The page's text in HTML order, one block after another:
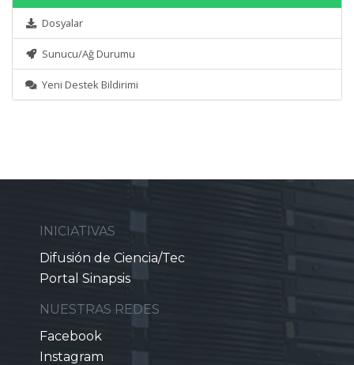
Dosyalar
Sunucu/Ağ Durumu
Yeni Destek Bildirimi
INICIATIVAS
Difusión de Ciencia/Tec
Portal Sinapsis
NUESTRAS REDES
Facebook
Instagram